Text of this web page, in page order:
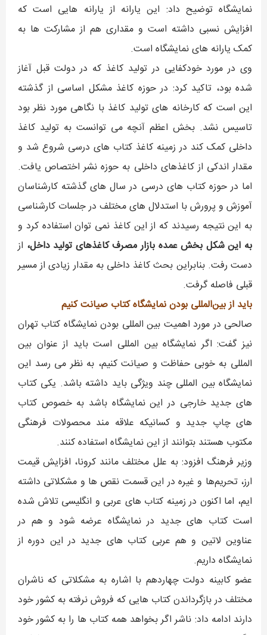
نمایشگاه توضیح داد: این یارانه از یارانه‌ هایی است که
افزایش نسبی داشته است و مقداری هم از مشارکت ها به
کمک یارانه های نمایشگاه است.
وی در مورد خودکفایی در تولید کاغذ که در دولت قبل آغاز
شده بود، تاکید کرد: در حوزه کاغذ مشکل اساسی از گذشته
این است که کارخانه های تولید کاغذ با نگاهی مورد نظر بود
تاسیس نشد. بخش اعظم آنچه می توانست به تولید کاغذ
داخلی کمک کند در زمینه کاغذ کتاب های درسی شروع شد و
مقدار اندکی از کاغذهای داخلی به حوزه نشر اختصاص یافت.
اما در حوزه کتاب های درسی در سال های گذشته کارشناسان
آموزش و پرورش با استدلال های مختلف در جلسات کارشناسی
به این نتیجه رسیدند که از این کاغذ نمی توان استفاده کرد و
به این شکل بخش عمده بازار مصرف کاغذهای تولید داخل، از
دست رفت. بنابراین بحث کاغذ داخلی به مقدار زیادی از مسیر
قبلی فاصله گرفت.
باید از بین‌المللی بودن نمایشگاه کتاب صیانت کنیم
صالحی در مورد اهمیت بین المللی بودن نمایشگاه کتاب تهران
نیز گفت: اگر نمایشگاه بین المللی است باید از عنوان بین
المللی به خوبی حفاظت و صیانت کنیم، به نظر می رسد این
نمایشگاه بین المللی چند ویژگی باید داشته باشد. یکی کتاب
های جدید خارجی در این نمایشگاه باشد به خصوص کتاب
های چاپ جدید و کسانیکه علاقه مند محصولات فرهنگی
مکتوب هستند بتوانند از این نمایشگاه استفاده کنند.
وزیر فرهنگ افزود: به علل مختلف مانند کرونا، افزایش قیمت
ارز، تحریم‌ها و غیره در این قسمت نقص ها و مشکلاتی داشته
ایم، اما اکنون در زمینه کتاب های عربی و انگلیسی تلاش شده
است کتاب های جدید در نمایشگاه عرضه شود و هم در
عناوین لاتین و هم عربی کتاب های جدید در این دوره از
نمایشگاه داریم.
عضو کابینه دولت چهاردهم با اشاره به مشکلاتی که ناشران
مختلف در بازگرداندن کتاب هایی که فروش نرفته به کشور خود
دارند ادامه داد: ناشر اگر بخواهد همه کتاب ها را به کشور خود